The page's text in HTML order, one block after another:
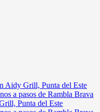
Punta del Este